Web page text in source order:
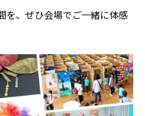
を、ぜひ会場でご一緒に体感